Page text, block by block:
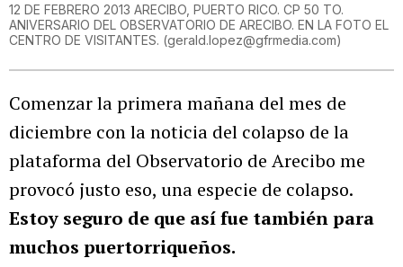
12 DE FEBRERO 2013 ARECIBO, PUERTO RICO. CP 50 TO.
ANIVERSARIO DEL OBSERVATORIO DE ARECIBO. EN LA FOTO EL
CENTRO DE VISITANTES. (gerald.lopez@gfrmedia.com)
Comenzar la primera mañana del mes de
diciembre con la noticia del colapso de la
plataforma del Observatorio de Arecibo me
provocó justo eso, una especie de colapso.
Estoy seguro de que así fue también para
muchos puertorriqueños.